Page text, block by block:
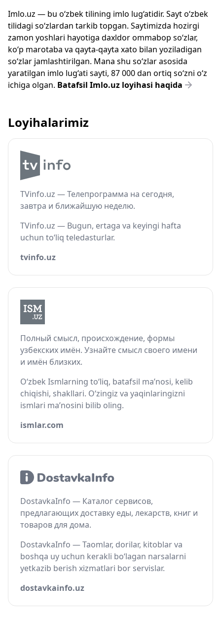
Imlo.uz — bu o‘zbek tilining imlo lug‘atidir. Sayt o‘zbek
tilidagi so‘zlardan tarkib topgan. Saytimizda hozirgi
zamon yoshlari hayotiga daxldor ommabop so‘zlar,
ko‘p marotaba va qayta-qayta xato bilan yoziladigan
so‘zlar jamlashtirilgan. Mana shu so‘zlar asosida
yaratilgan imlo lug‘ati sayti, 87 000 dan ortiq so‘zni o‘z
ichiga olgan. Batafsil Imlo.uz loyihasi haqida
Loyihalarimiz
TVinfo.uz — Телепрограмма на сегодня,
завтра и ближайшую неделю.
TVinfo.uz — Bugun, ertaga va keyingi hafta
uchun to‘liq teledasturlar.
tvinfo.uz
Полный смысл, происхождение, формы
узбекских имён. Узнайте смысл своего имени
и имён близких.
O‘zbek Ismlarning to‘liq, batafsil ma’nosi, kelib
chiqishi, shakllari. O‘zingiz va yaqinlaringizni
ismlari ma’nosini bilib oling.
ismlar.com
DostavkaInfo — Каталог сервисов,
предлагающих доставку еды, лекарств, книг и
товаров для дома.
DostavkaInfo — Taomlar, dorilar, kitoblar va
boshqa uy uchun kerakli bo‘lagan narsalarni
yetkazib berish xizmatlari bor servislar.
dostavkainfo.uz